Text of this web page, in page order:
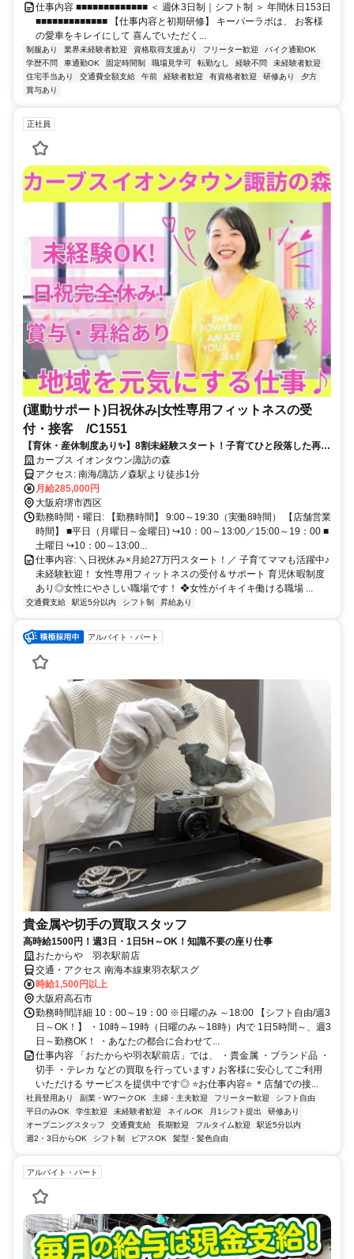
仕事内容 ■■■■■■■■■■■■■ ＜ 週休3日制｜シフト制 ＞ 年間休日153日
■■■■■■■■■■■■■ 【仕事内容と初期研修】 キーパーラボは、 お客様
の愛車をキレイにして 喜んでいただく...
制服あり 業界未経験者歓迎 資格取得支援あり フリーター歓迎
バイク通勤OK
学歴不問
車通勤OK 固定時間制 職場見学可 転勤なし 経験不問
未経験者歓迎
住宅手当あり
交通費全額支給 午前 経験者歓迎 有資格者歓迎 研修あり
夕方
賞与あり
正社員
(運動サポート)日祝休み|女性専用フィットネスの受
付・接客 /C1551
【育休・産休制度あり✨】8割未経験スタート！子育てひと段落した再ス
タートに⭐女性スタッフ活躍中♪家庭・プライベートとの両立しっかり！
カーブス イオンタウン諏訪の森
アクセス: 南海/諏訪ノ森駅より徒歩1分
月給285,000円
大阪府堺市西区
勤務時間・曜日: 【勤務時間】 9:00～19:30（実働8時間） 【店舗営業
時間】 ■平日（月曜日～金曜日) ↪10：00～13:00／15:00～19：00 ■
土曜日 ↪10：00～13:00...
仕事内容: ＼日祝休み×月給27万円スタート！／ 子育てママも活躍中♪
未経験歓迎！ 女性専用フィットネスの受付＆サポート 育児休暇制度
あり◎女性にやさしい職場です！ ❖女性がイキイキ働ける職場 ...
交通費支給 駅近5分以内 シフト制 昇給あり
アルバイト・パート
貴金属や切手の買取スタッフ
高時給1500円！週3日・1日5H～OK！知識不要の座り仕事
おたからや 羽衣駅前店
交通・アクセス 南海本線東羽衣駅スグ
時給1,500円以上
大阪府高石市
勤務時間詳細 10：00～19：00 ※日曜のみ ～18:00 【シフト自由/週3
日～OK！】 ・10時～19時（日曜のみ～18時）内で 1日5時間～、週3
日～勤務OK！ ・あなたの都合に合わせて...
仕事内容 「おたからや羽衣駅前店」では、 ・貴金属 ・ブランド品 ・
切手 ・テレカ などの買取を行っています♪ お客様に安心してご利用
いただける サービスを提供中です◎ ⭐お仕事内容⭐ ＊店舗での接...
社員登用あり 副業・WワークOK 主婦・主夫歓迎 フリーター歓迎
シフト自由
平日のみOK
学生歓迎 未経験者歓迎 ネイルOK 月1シフト提出
研修あり
オープニングスタッフ
交通費支給 長期歓迎 フルタイム歓迎
駅近5分以内
週2・3日からOK
シフト制 ピアスOK 髪型・髪色自由
アルバイト・パート